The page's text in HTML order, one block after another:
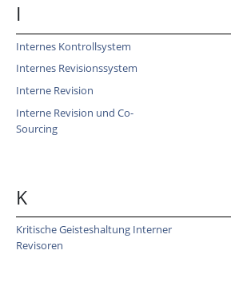
I
Internes Kontrollsystem
Internes Revisionssystem
Interne Revision
Interne Revision und Co-
Sourcing
K
Kritische Geisteshaltung Interner
Revisoren